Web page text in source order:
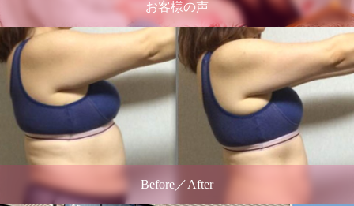
お客様の声
Before／After